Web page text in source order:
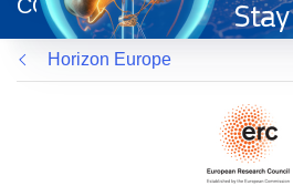
une
nouvelle
fenêtre)
CORDIS
Horizon Europe